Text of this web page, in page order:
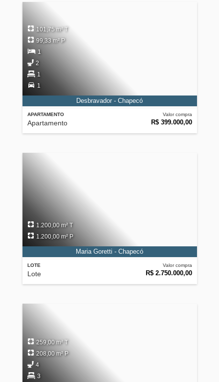
APARTAMENTO
Apartamento
Valor compra
R$ 399.000,00
101,75 m² T
99,33 m² P
1
2
1
1
Desbravador - Chapecó
LOTE
Lote
Valor compra
R$ 2.750.000,00
1.200,00 m² T
1.200,00 m² P
Maria Goretti - Chapecó
259,00 m² T
208,00 m² P
4
3